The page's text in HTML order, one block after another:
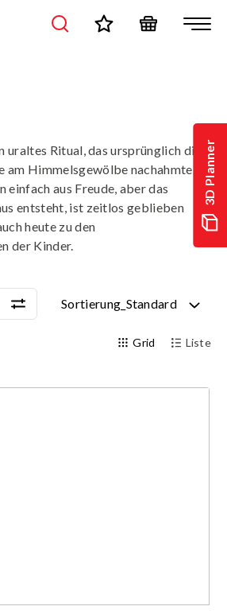
3D Planner
uraltes Ritual, das ursprünglich die
am Himmelsgewölbe nachahmte.
einfach aus Freude, aber das
entsteht, ist zeitlos geblieben 
heute zu den
der Kinder.
Sortierung_Standard
Sortierung_Standard
Grid Liste
schaukeln?page=1&sort=standard